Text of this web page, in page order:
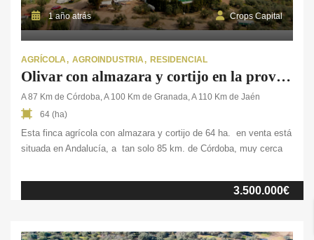
1 año atrás Crops Capital
AGRÍCOLA AGROINDUSTRIA RESIDENCIAL
Olivar con almazara y cortijo en la provincia de Córdoba
A 87 Km de Córdoba, A 100 Km de Granada, A 110 Km de Jaén
64 (ha)
Esta finca agrícola con almazara y cortijo de 64 ha. en venta está
situada en Andalucía, a tan solo 85 km. de Córdoba, muy cerca
olivar tradicional de la variedad Hojiblanca, así como con 10 ha. de
3.500.000€